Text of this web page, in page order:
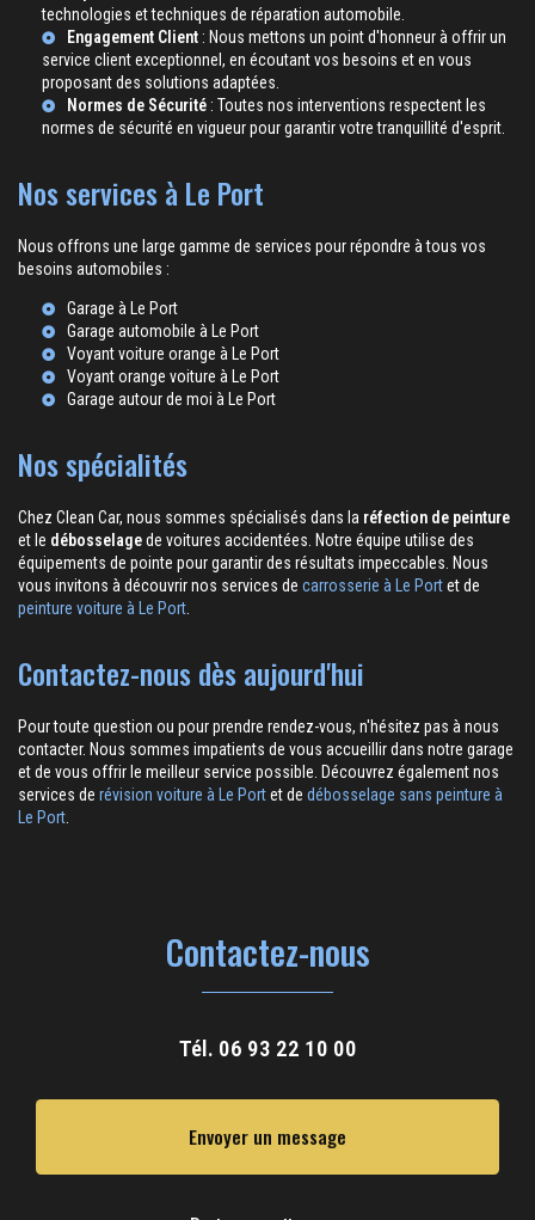
technologies et techniques de réparation automobile.
Engagement Client : Nous mettons un point d'honneur à offrir un
service client exceptionnel, en écoutant vos besoins et en vous
proposant des solutions adaptées.
Normes de Sécurité : Toutes nos interventions respectent les
normes de sécurité en vigueur pour garantir votre tranquillité d'esprit.
Nos services à Le Port
Nous offrons une large gamme de services pour répondre à tous vos
besoins automobiles :
Garage à Le Port
Garage automobile à Le Port
Voyant voiture orange à Le Port
Voyant orange voiture à Le Port
Garage autour de moi à Le Port
Nos spécialités
Chez Clean Car, nous sommes spécialisés dans la réfection de peinture
et le débosselagede voitures accidentées. Notre équipe utilise des
équipements de pointe pour garantir des résultats impeccables. Nous
vous invitons à découvrir nos services de carrosserie à Le Portet de
peinture voiture à Le Port
Contactez-nous dès aujourd'hui
Pour toute question ou pour prendre rendez-vous, n'hésitez pas à nous
contacter. Nous sommes impatients de vous accueillir dans notre garage
et de vous offrir le meilleur service possible. Découvrez également nos
services de révision voiture à Le Portet de débosselage sans peinture à
Le Port
Contactez-nous
Tél. 06 93 22 10 00
Envoyer un message